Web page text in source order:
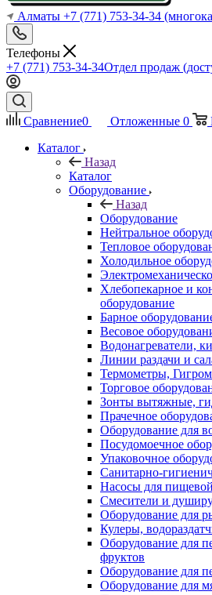
Алматы +7 (771) 753-34-34
Телефоны
+7 (771) 753-34-34Отдел продаж
Сравнение0 Отложенные 0
Каталог
Назад
Каталог
Оборудование
Назад
Оборудование
Нейтральное
Тепловое
Холодильное
Хлебопекарное и
оборудование
Барное
Весовое
Водонагреватели,
Линии раздачи и
Термометры,
Торговое
Зонты вытяжные,
Прачечное
Оборудование для
Посудомоечное
Упаковочное
Санитарно-
Насосы для
Смесители и
Оборудование для
Кулеры,
Оборудование для
фруктов
Оборудование для
Оборудование для